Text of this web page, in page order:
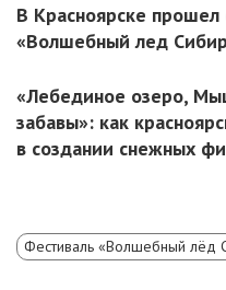
В Красноярске
«Волшебный лед
«Лебединое озеро,
забавы»: как
в создании снежных
Фестиваль «Волшебный лёд